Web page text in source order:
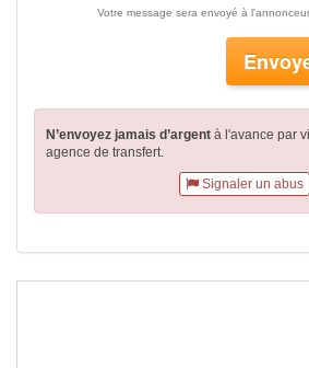
Votre message sera envoyé à
N’envoyez jamais d’argent à l'avance par
agence de transfert.
Signaler un abus